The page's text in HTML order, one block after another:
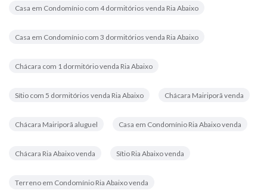
Casa em Condomínio com 4 dormitórios venda Ria Abaixo
Casa em Condomínio com 3 dormitórios venda Ria Abaixo
Chácara com 1 dormitório venda Ria Abaixo
Sítio com 5 dormitórios venda Ria Abaixo Chácara Mairiporã venda
Chácara Mairiporã aluguel Casa em Condomínio Ria Abaixo venda
Chácara Ria Abaixo venda Sítio Ria Abaixo venda
Terreno em Condomínio Ria Abaixo venda